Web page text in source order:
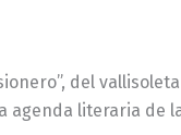
del
agenda literaria de